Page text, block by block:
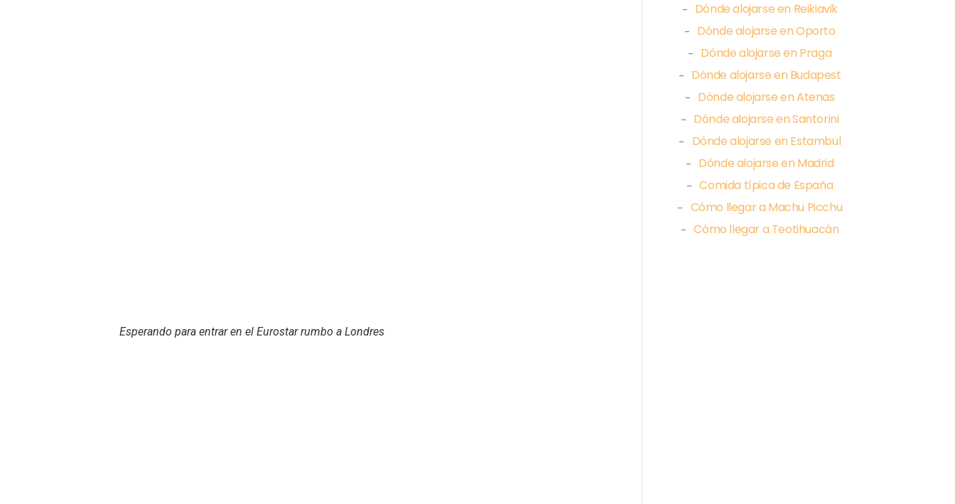
Esperando para entrar en el Eurostar rumbo a Londres
– Dónde alojarse en Reikiavik
– Dónde alojarse en Oporto
– Dónde alojarse en Praga
– Dónde alojarse en Budapest
– Dónde alojarse en Atenas
– Dónde alojarse en Santorini
– Dónde alojarse en Estambul
– Dónde alojarse en Madrid
– Comida típica de España
– Cómo llegar a Machu Picchu
– Cómo llegar a Teotihuacán